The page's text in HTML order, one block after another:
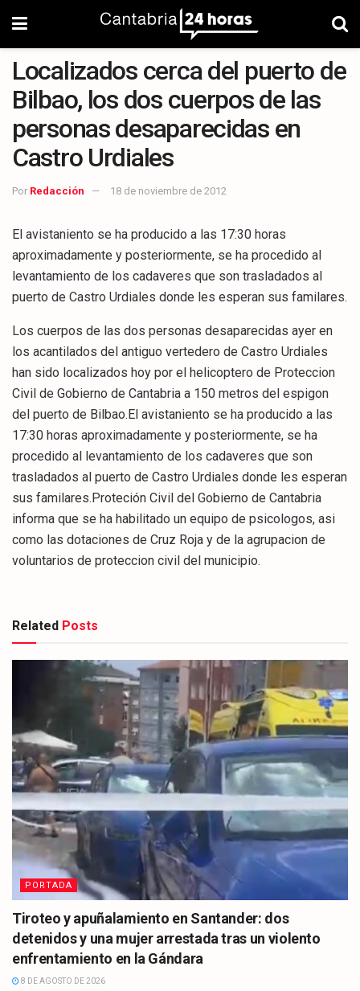
Localizados cerca del puerto de
Bilbao, los dos cuerpos de las
personas desaparecidas en
Castro Urdiales
Por Redacción 18 de noviembre de 2012
El avistaniento se ha producido a las 17:30 horas
aproximadamente y posteriormente, se ha procedido al
levantamiento de los cadaveres que son trasladados al
puerto de Castro Urdiales donde les esperan sus familares.
Los cuerpos de las dos personas desaparecidas ayer en
los acantilados del antiguo vertedero de Castro Urdiales
han sido localizados hoy por el helicoptero de Proteccion
Civil de Gobierno de Cantabria a 150 metros del espigon
del puerto de Bilbao.El avistaniento se ha producido a las
17:30 horas aproximadamente y posteriormente, se ha
procedido al levantamiento de los cadaveres que son
trasladados al puerto de Castro Urdiales donde les esperan
sus familares.Proteción Civil del Gobierno de Cantabria
informa que se ha habilitado un equipo de psicologos, asi
como las dotaciones de Cruz Roja y de la agrupacion de
voluntarios de proteccion civil del municipio.
Related Posts
PORTADA
Tiroteo y apuñalamiento en Santander: dos
detenidos y una mujer arrestada tras un violento
enfrentamiento en la Gándara
8 DE AGOSTO DE 2026